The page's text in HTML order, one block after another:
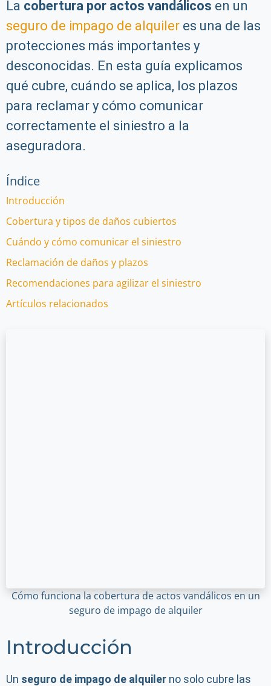
La cobertura por actos vandálicos en un
seguro de impago de alquiler es una de las
protecciones más importantes y
desconocidas. En esta guía explicamos
qué cubre, cuándo se aplica, los plazos
para reclamar y cómo comunicar
correctamente el siniestro a la
aseguradora.
Índice
Introducción
Cobertura y tipos de daños cubiertos
Cuándo y cómo comunicar el siniestro
Reclamación de daños y plazos
Recomendaciones para agilizar el siniestro
Artículos relacionados
Cómo funciona la cobertura de actos vandálicos en un
seguro de impago de alquiler
Introducción
Un seguro de impago de alquiler no solo cubre las